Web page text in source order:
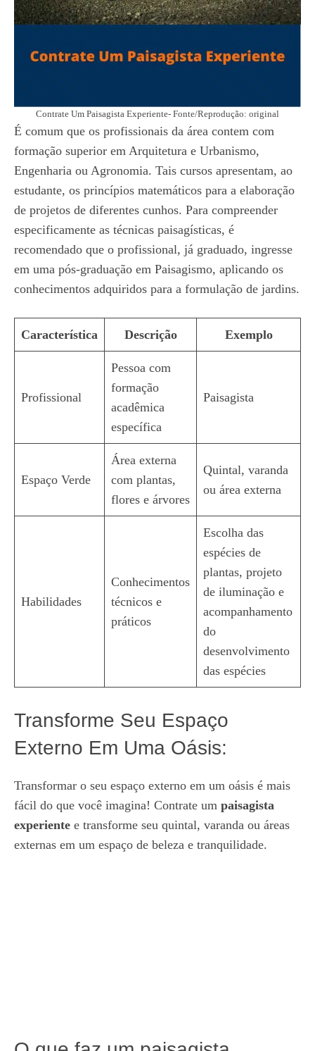
Contrate Um Paisagista Experiente- Fonte/Reprodução: original
É comum que os profissionais da área contem com
formação superior em Arquitetura e Urbanismo,
Engenharia ou Agronomia. Tais cursos apresentam, ao
estudante, os princípios matemáticos para a elaboração
de projetos de diferentes cunhos. Para compreender
especificamente as técnicas paisagísticas, é
recomendado que o profissional, já graduado, ingresse
em uma pós-graduação em Paisagismo, aplicando os
conhecimentos adquiridos para a formulação de jardins.
Característica Descrição Exemplo
Profissional
Pessoa com
formação
acadêmica
específica
Paisagista
Espaço Verde
Área externa
com plantas,
flores e árvores
Quintal, varanda
ou área externa
Habilidades
Conhecimentos
técnicos e
práticos
Escolha das
espécies de
plantas, projeto
de iluminação e
acompanhamento
do
desenvolvimento
das espécies
Transforme Seu Espaço
Externo Em Uma Oásis:
Transformar o seu espaço externo em um oásis é mais
fácil do que você imagina! Contrate um paisagista
experiente e transforme seu quintal, varanda ou áreas
externas em um espaço de beleza e tranquilidade.